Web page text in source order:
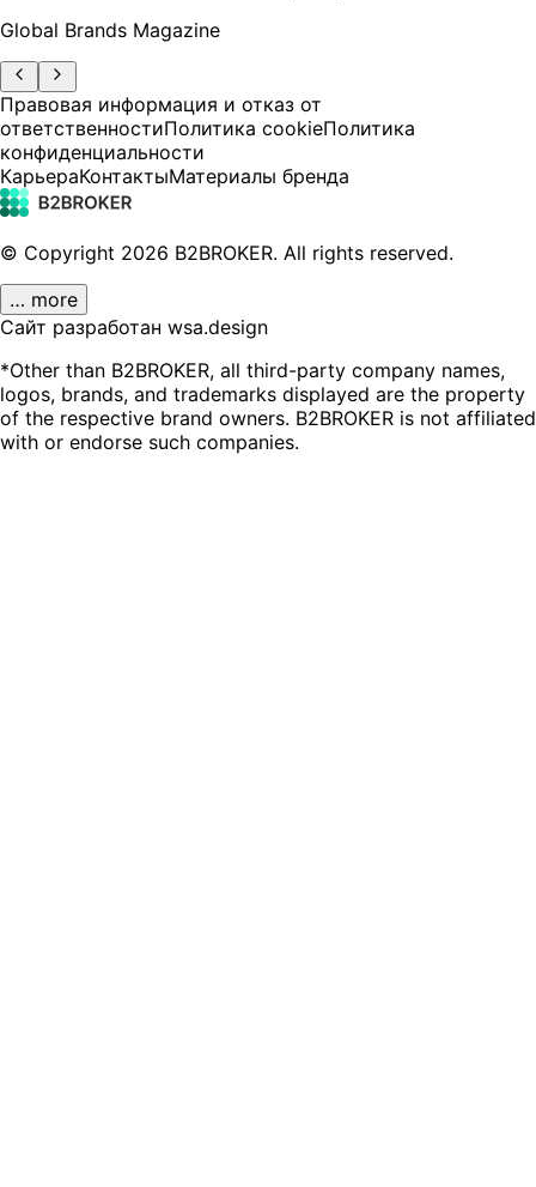
Global Brands Magazine
Правовая информация и отказ от
ответственностиПолитика cookieПолитика
конфиденциальности
КарьераКонтактыМатериалы бренда
© Copyright 2026 B2BROKER. All rights reserved.
… more
Сайт разработан wsa.design
*Other than B2BROKER, all third-party company names,
logos, brands, and trademarks displayed are the property
of the respective brand owners. B2BROKER is not affiliated
with or endorse such companies.